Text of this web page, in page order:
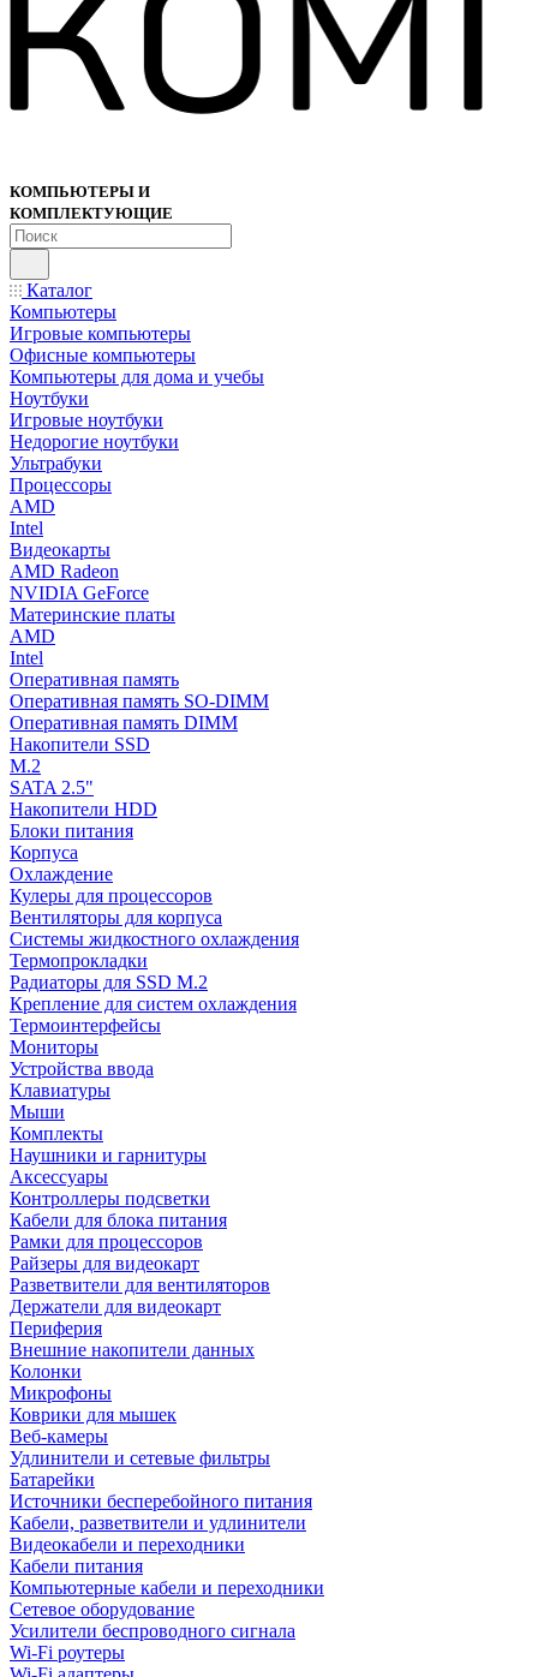
КОМПЬЮТЕРЫ И
КОМПЛЕКТУЮЩИЕ
Каталог
Компьютеры
Игровые компьютеры
Офисные компьютеры
Компьютеры для дома и учебы
Ноутбуки
Игровые ноутбуки
Недорогие ноутбуки
Ультрабуки
Процессоры
AMD
Intel
Видеокарты
AMD Radeon
NVIDIA GeForce
Материнские платы
AMD
Intel
Оперативная память
Оперативная память SO-DIMM
Оперативная память DIMM
Накопители SSD
M.2
SATA 2.5"
Накопители HDD
Блоки питания
Корпуса
Охлаждение
Кулеры для процессоров
Вентиляторы для корпуса
Системы жидкостного охлаждения
Термопрокладки
Радиаторы для SSD M.2
Крепление для систем охлаждения
Термоинтерфейсы
Мониторы
Устройства ввода
Клавиатуры
Мыши
Комплекты
Наушники и гарнитуры
Аксессуары
Контроллеры подсветки
Кабели для блока питания
Рамки для процессоров
Райзеры для видеокарт
Разветвители для вентиляторов
Держатели для видеокарт
Периферия
Внешние накопители данных
Колонки
Микрофоны
Коврики для мышек
Веб-камеры
Удлинители и сетевые фильтры
Батарейки
Источники бесперебойного питания
Кабели, разветвители и удлинители
Видеокабели и переходники
Кабели питания
Компьютерные кабели и переходники
Сетевое оборудование
Усилители беспроводного сигнала
Wi-Fi роутеры